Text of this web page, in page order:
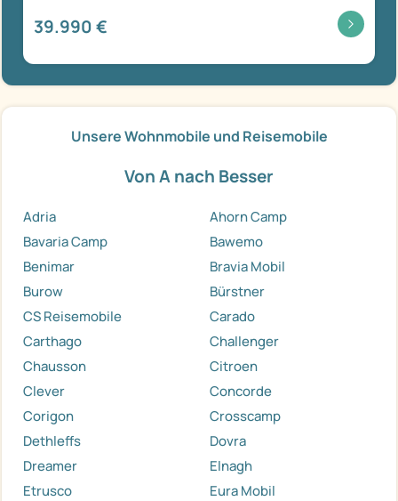
39.990 €
Unsere Wohnmobile und Reisemobile
Von A nach Besser
Adria
Ahorn Camp
Bavaria Camp
Bawemo
Benimar
Bravia Mobil
Burow
Bürstner
CS Reisemobile
Carado
Carthago
Challenger
Chausson
Citroen
Clever
Concorde
Corigon
Crosscamp
Dethleffs
Dovra
Dreamer
Elnagh
Etrusco
Eura Mobil